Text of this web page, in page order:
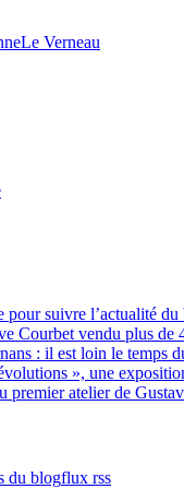
Le Verneau
pour suivre l’actualité
Courbet vendu plus de
: il est loin le temps
», une
premier atelier de
du blogflux rss